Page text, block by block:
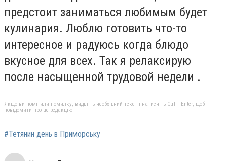
предстоит заниматься любимым будет
кулинария. Люблю готовить что-то
интересное и радуюсь когда блюдо
вкусное для всех. Так я релаксирую
после насыщенной трудовой недели .
Якщо ви помітили помилку, виділіть необхідний текст і натисніть Ctrl + Enter, щоб
повідомити про це редакцію
#Тетянин день в Приморську